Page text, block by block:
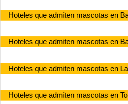
Hoteles que admiten mascotas en
Hoteles que admiten mascotas en
Hoteles que admiten mascotas en
Hoteles que admiten mascotas en